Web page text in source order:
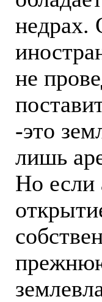
недрах.
не
-это
лишь
Но если